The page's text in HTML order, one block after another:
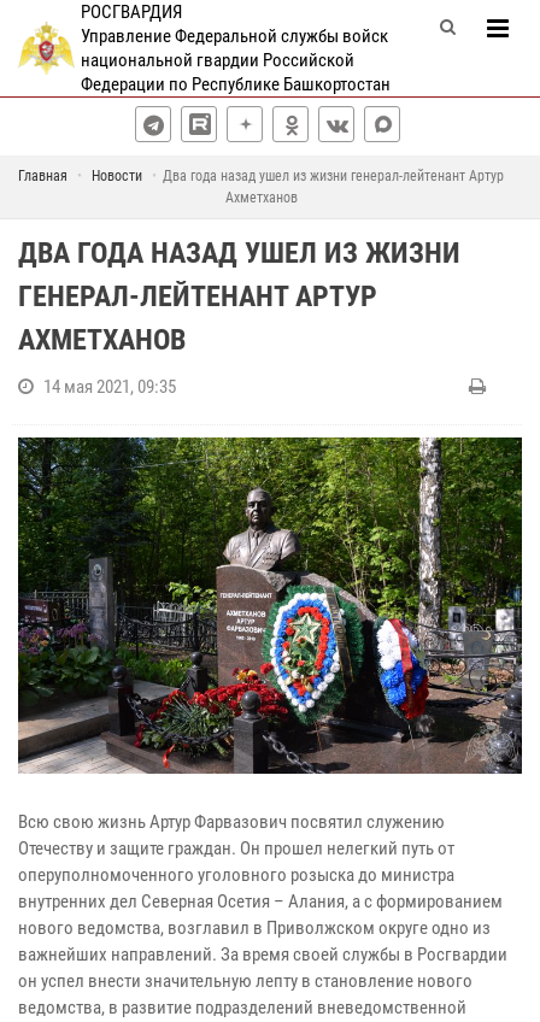
РОСГВАРДИЯ
Управление Федеральной службы войск
национальной гвардии Российской
Федерации по Республике Башкортостан
Главная Новости
Два года назад ушел из жизни генерал-лейтенант Артур
Ахметханов
ДВА ГОДА НАЗАД УШЕЛ ИЗ ЖИЗНИ
ГЕНЕРАЛ-ЛЕЙТЕНАНТ АРТУР
АХМЕТХАНОВ
14 мая 2021, 09:35
Всю свою жизнь Артур Фарвазович посвятил служению
Отечеству и защите граждан. Он прошел нелегкий путь от
оперуполномоченного уголовного розыска до министра
внутренних дел Северная Осетия – Алания, а с формированием
нового ведомства, возглавил в Приволжском округе одно из
важнейших направлений. За время своей службы в Росгвардии
он успел внести значительную лепту в становление нового
ведомства, в развитие подразделений вневедомственной